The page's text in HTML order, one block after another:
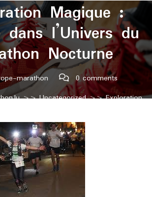
Magique :
dans l’Univers du
Nocturne
marathon
0 comments
>>Uncategorized>> Exploration